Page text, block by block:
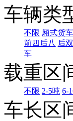
车辆类
不限 厢式货车
前四后八 后
车
载重区
不限 2-5吨 6-
车长区